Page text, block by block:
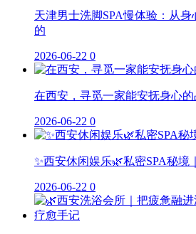
天津男士洗脚SPA慢体验：从
的
2026-06-22 0
在西安，寻觅一家能安抚身心的
2026-06-22 0
✨西安休闲娱乐🌿私密SPA秘境
2026-06-22 0